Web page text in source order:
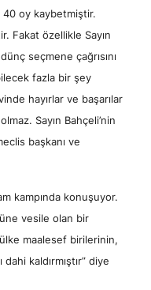
40 oy kaybetmiştir.
Fakat özellikle Sayın
seçmene çağrısını
fazla bir şey
hayırlar ve başarılar
Sayın Bahçeli’nin
başkanı ve
kampında konuşuyor.
vesile olan bir
maalesef birilerinin,
kaldırmıştır” diye